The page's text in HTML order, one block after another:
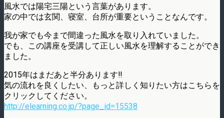
風水では陽宅三陽という言葉があります。
家の中では玄関、寝室、台所が重要ということなんです。
我が家でも今まで間違った風水を取り入れていました。
でも、この講座を受講して正しい風水を理解することができ
ました。
2015年はまだあと半分あります‼︎
気の流れを良くしたい、もっと詳しく知りたい方はこちらを
クリックしてください。
http://elearning.co.jp/?page_id=15538